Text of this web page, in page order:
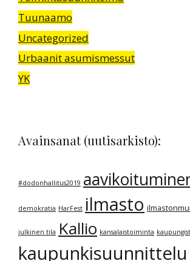
Tuunaamo
Uncategorized
Urbaanit asumismessut
YK
Avainsanat (uutisarkisto):
#dodonhallitus2019
demokratia HarFest ilmasto
julkinen tila Kallio kansalaistoiminta
kaupunkisuunnittelu